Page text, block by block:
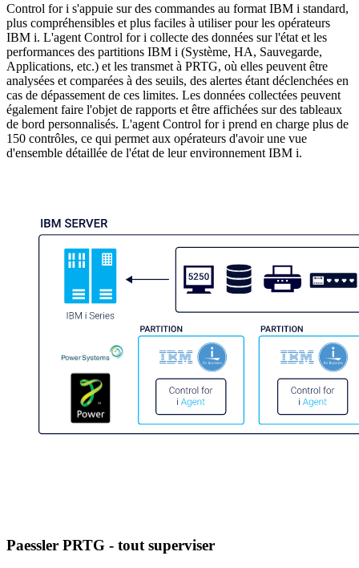
Control for i s'appuie sur des commandes au format IBM i standard,
plus compréhensibles et plus faciles à utiliser pour les opérateurs
IBM i. L'agent Control for i collecte des données sur l'état et les
performances des partitions IBM i (Système, HA, Sauvegarde,
Applications, etc.) et les transmet à PRTG, où elles peuvent être
analysées et comparées à des seuils, des alertes étant déclenchées en
cas de dépassement de ces limites. Les données collectées peuvent
également faire l'objet de rapports et être affichées sur des tableaux
de bord personnalisés. L'agent Control for i prend en charge plus de
150 contrôles, ce qui permet aux opérateurs d'avoir une vue
d'ensemble détaillée de l'état de leur environnement IBM i.
Paessler PRTG - tout superviser